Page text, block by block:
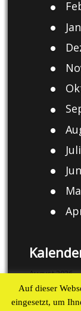
August 2026
M D
Auf dieser
eingesetzt, um